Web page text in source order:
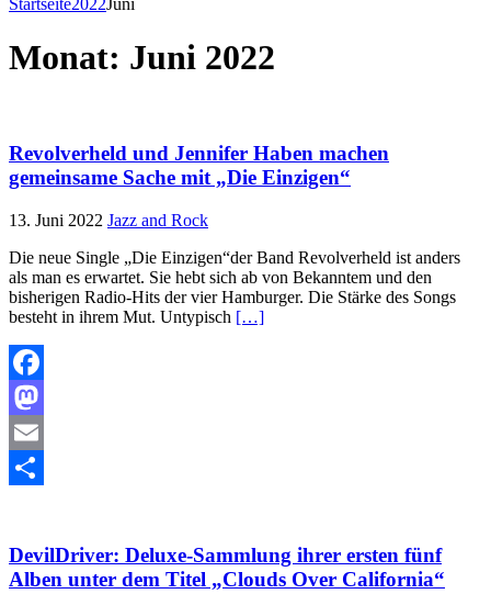
Monat: Juni 2022
Revolverheld und Jennifer Haben machen
gemeinsame Sache mit „Die Einzigen“
13. Juni 2022 Jazz and Rock
Die neue Single „Die Einzigen“der Band Revolverheld ist anders
als man es erwartet. Sie hebt sich ab von Bekanntem und den
bisherigen Radio-Hits der vier Hamburger. Die Stärke des Songs
besteht in ihrem Mut. Untypisch […]
Facebook
Mastodon
Email
DevilDriver: Deluxe-Sammlung ihrer ersten fünf
Alben unter dem Titel „Clouds Over California“